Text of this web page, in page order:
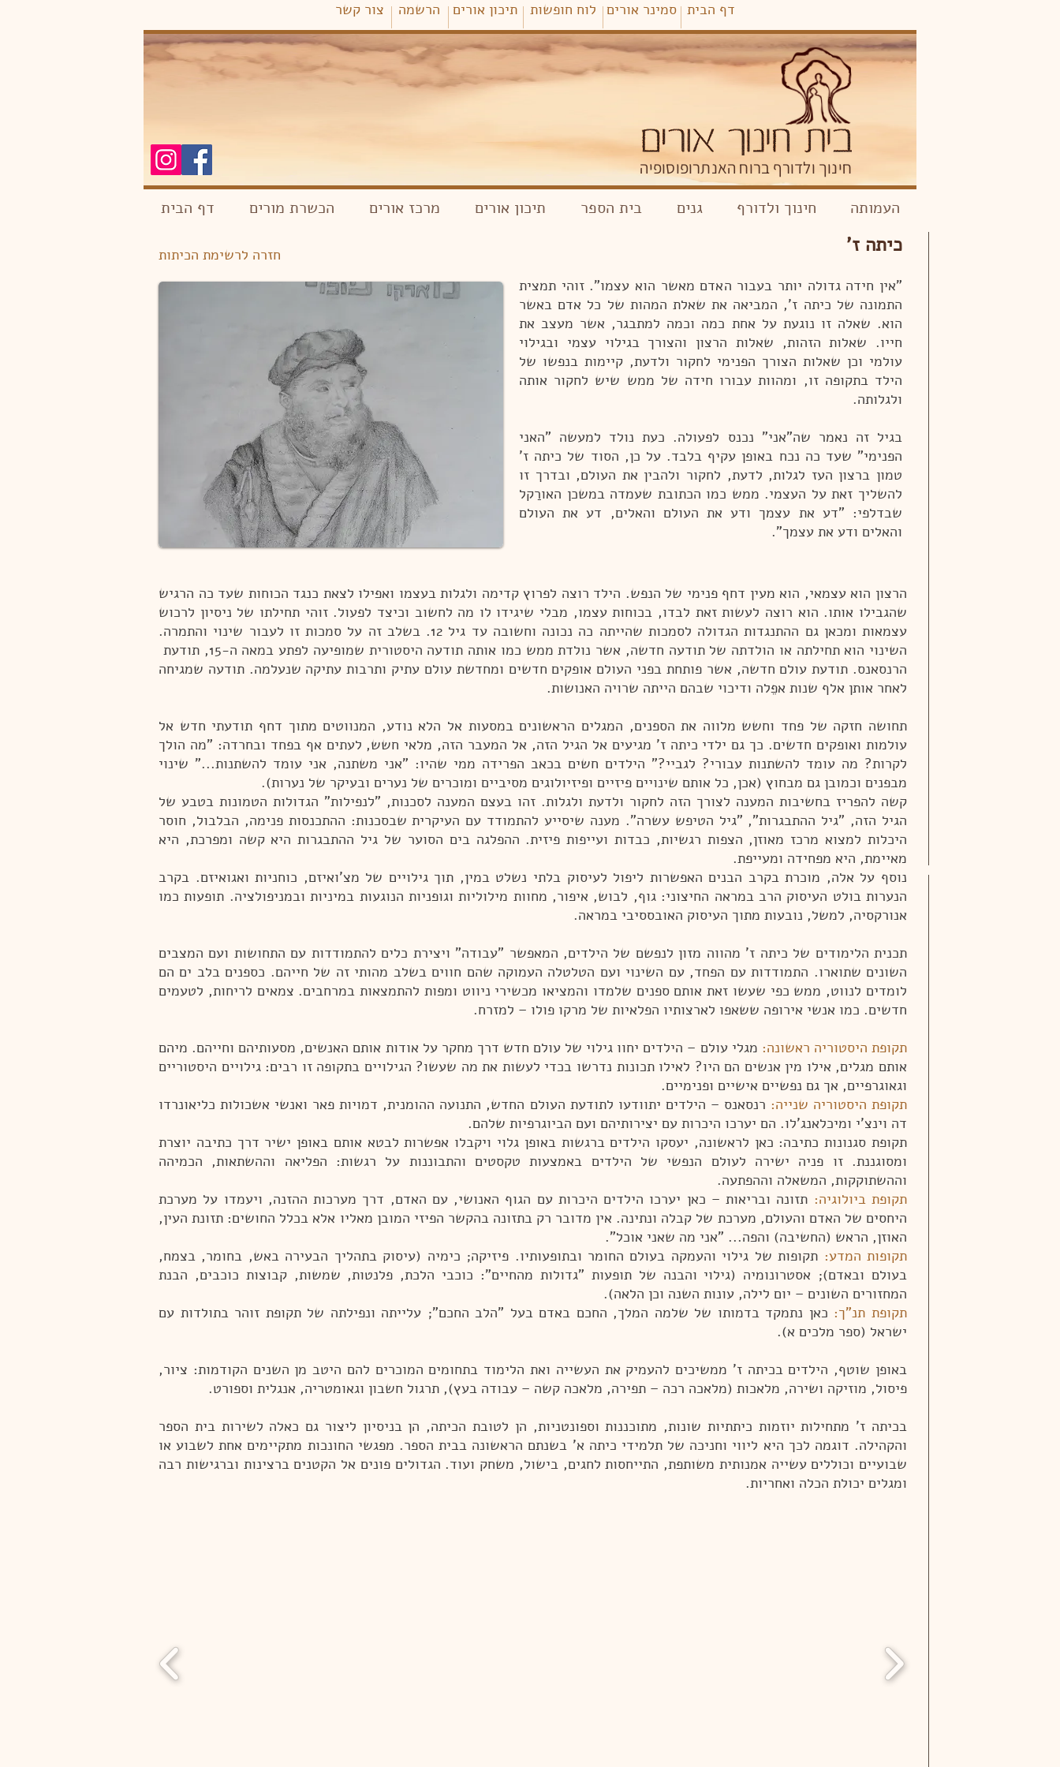
צור קשר הרשמה תיכון אורים לוח חופשות סמינר אורים דף הבית
חינוך ולדורף ברוח האנתרופוסופיה
דף הבית
הכשרת מורים מרכז אורים תיכון אורים בית הספר גנים חינוך ולדורף העמותה
כיתה ז'
"אין חידה גדולה יותר בעבור האדם מאשר הוא עצמו". זוהי תמצית
התמונה של כיתה ז', המביאה את שאלת המהות של כל אדם באשר
הוא. שאלה זו נוגעת על אחת כמה וכמה למתבגר, אשר מעצב את
חייו. שאלות הזהות, שאלות הרצון והצורך בגילוי עצמי ובגילוי
עולמי וכן שאלות הצורך הפנימי לחקור ולדעת, קיימות בנפשו של
הילד בתקופה זו, ומהוות עבורו חידה של ממש שיש לחקור אותה
ולגלותה.
בגיל זה נאמר שה"אני" נכנס לפעולה. כעת נולד למעשה "האני
הפנימי" שעד כה נכח באופן עקיף בלבד. על כן, הסוד של כיתה ז'
טמון ברצון העז לגלות, לדעת, לחקור ולהבין את העולם, ובדרך זו
להשליך זאת על העצמי. ממש כמו הכתובת שעמדה במשכן האורַקל
שבדלפי: "דע את עצמך ודע את העולם והאלים, דע את העולם
והאלים ודע את עצמך".
הרצון הוא עצמאי, הוא מעין דחף פנימי של הנפש. הילד רוצה לפרוץ קדימה ולגלות בעצמו ואפילו לצאת כנגד הכוחות שעד כה הרגיש
שהגבילו אותו. הוא רוצה לעשות זאת לבדו, בכוחות עצמו, מבלי שיגידו לו מה לחשוב וכיצד לפעול. זוהי תחילתו של ניסיון לרכוש
עצמאות ומכאן גם ההתנגדות הגדולה לסמכות שהייתה כה נכונה וחשובה עד גיל 12.
בשלב זה על סמכות זו לעבור שינוי והתמרה.
השינוי הוא תחילתה או הולדתה של תודעה חדשה, אשר נולדת ממש כמו אותה תודעה היסטורית שמופיעה לפתע במאה ה-15,
תודעת
הרנסאנס. תודעת עולם חדשה, אשר פותחת בפני העולם אופקים חדשים ומחדשת עולם עתיק ותרבות עתיקה שנעלמה. תודעה שמגיחה
לאחר אותן אלף שנות אפֵלה ודיכוי שבהם הייתה שרויה האנושות.
תחושה חזקה של פחד וחשש מלווה את הספנים, המגלים הראשונים במסעות אל הלא נודע, המנווטים מתוך דחף תודעתי חדש אל
עולמות ואופקים חדשים. כך גם ילדי כיתה ז' מגיעים אל הגיל הזה, אל המעבר הזה, מלאי חשש, לעתים אף בפחד ובחרדה: "מה הולך
לקרות? מה עומד להשתנות עבורי? לגביי?" הילדים חשים בכאב הפרידה ממי שהיו: "אני משתנה, אני עומד להשתנות..." שינוי
מבפנים וכמובן גם מבחוץ (אכן, כל אותם שינויים פיזיים ופיזיולוגים מסיביים ומוכרים של נערים ובעיקר של נערות).
קשה להפריז בחשיבות המענה לצורך הזה לחקור ולדעת ולגלות. זהו בעצם המענה לסכנות, "לנפילות" הגדולות הטמונות בטבע של
הגיל הזה, "גיל ההתבגרות", "גיל הטיפש עשרה". מענה שיסייע להתמודד עם העיקרית שבסכנות: ההתכנסות פנימה, הבלבול, חוסר
היכלות למצוא מרכז מאוזן, הצפות רגשיות, כבדות ועייפות פיזית. ההפלגה בים הסוער של גיל ההתבגרות היא קשה ומפרכת, היא
מאיימת, היא מפחידה ומעייפת.
נוסף על אלה, מוכרת בקרב הבנים האפשרות ליפול לעיסוק בלתי נשלט במין, תוך גילויים של מצ'ואיזם, כוחניות ואגואיזם. בקרב
הנערות בולט העיסוק הרב במראה החיצוני: גוף, לבוש, איפור, מחוות מילוליות וגופניות הנוגעות במיניות ובמניפולציה. תופעות כמו
אנורקסיה, למשל, נובעות מתוך העיסוק האובססיבי במראה.
תכנית הלימודים של כיתה ז' מהווה מזון לנפשם של הילדים, המאפשר "עבודה" ויצירת כלים להתמודדות עם התחושות ועם המצבים
השונים שתוארו. התמודדות עם הפחד, עם השינוי ועם הטלטלה העמוקה שהם חווים בשלב מהותי זה של חייהם. כספנים בלב ים הם
לומדים לנווט, ממש כפי שעשו זאת אותם ספנים שלמדו והמציאו מכשירי ניווט ומפות להתמצאות במרחבים. צמאים לריחות, לטעמים
חדשים. כמו אנשי אירופה ששאפו לארצותיו הפלאיות של מרקו פולו – למזרח.
תקופת היסטוריה ראשונה: מגלי עולם – הילדים יחוו גילוי של עולם חדש דרך מחקר על אודות אותם האנשים, מסעותיהם וחייהם. מיהם
אותם מגלים, אילו מין אנשים הם היו? לאילו תכונות נדרשו בכדי לעשות את מה שעשו? הגילויים בתקופה זו רבים: גילויים היסטוריים
וגאוגרפיים, אך גם נפשיים אישיים ופנימיים.
תקופת היסטוריה שנייה: רנסאנס – הילדים יתוודעו לתודעת העולם החדש, התנועה ההומנית, דמויות פאר ואנשי אשכולות כליאונרדו
דה וינצ'י ומיכלאנג'לו. הם יערכו היכרות עם יצירותיהם ועם הביוגרפיות שלהם.
תקופת סגנונות כתיבה: כאן לראשונה, יעסקו הילדים ברגשות באופן גלוי ויקבלו אפשרות לבטא אותם באופן ישיר דרך כתיבה יוצרת
ומסוגננת. זו פניה ישירה לעולם הנפשי של הילדים באמצעות טקסטים והתבוננות על רגשות: הפליאה וההשתאות, הכמיהה
וההשתוקקות, המשאלה וההפתעה.
תקופת ביולוגיה: תזונה ובריאות – כאן יערכו הילדים היכרות עם הגוף האנושי, עם האדם, דרך מערכות ההזנה, ויעמדו על מערכת
היחסים של האדם והעולם, מערכת של קבלה ונתינה. אין מדובר רק בתזונה בהקשר הפיזי המובן מאליו אלא בכלל החושים: תזונת העין,
האוזן, הראש (החשיבה) והפה... "אני מה שאני אוכל".
תקופות המדע: תקופות של גילוי והעמקה בעולם החומר ובתופעותיו. פיזיקה; כימיה (עיסוק בתהליך הבעירה באש, בחומר, בצמח,
בעולם ובאדם); אסטרונומיה (גילוי והבנה של תופעות "גדולות מהחיים": כוכבי הלכת, פלנטות, שמשות, קבוצות כוכבים, הבנת
המחזורים השונים – יום לילה, עונות השנה וכן הלאה).
תקופת תנ"ך: כאן נתמקד בדמותו של שלמה המלך, החכם באדם בעל "הלב החכם"; עלייתה ונפילתה של תקופת זוהר בתולדות עם
ישראל (ספר מלכים א).
באופן שוטף, הילדים בכיתה ז' ממשיכים להעמיק את העשייה ואת הלימוד בתחומים המוכרים להם היטב מן השנים הקודמות: ציור,
פיסול, מוזיקה ושירה, מלאכות (מלאכה רכה – תפירה, מלאכה קשה – עבודה בעץ), תרגול חשבון וגאומטריה, אנגלית וספורט.
בכיתה ז' מתחילות יוזמות כיתתיות שונות, מתוכננות וספונטניות, הן לטובת הכיתה, הן בניסיון ליצור גם כאלה לשירות בית הספר
והקהילה. דוגמה לכך היא ליווי וחניכה של תלמידי כיתה א' בשנתם הראשונה בבית הספר. מפגשי החונכות מתקיימים אחת לשבוע או
שבועיים וכוללים עשייה אמנותית משותפת, התייחסות לחגים, בישול, משחק ועוד. הגדולים פונים אל הקטנים ברצינות וברגישות רבה
ומגלים יכולת הכלה ואחריות.
חזרה לרשימת הכיתות